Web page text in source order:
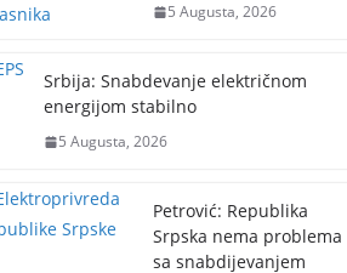
5 Augusta, 2026
Srbija: Snabdevanje električnom
energijom stabilno
5 Augusta, 2026
Petrović: Republika
Srpska nema problema
sa snabdijevanjem